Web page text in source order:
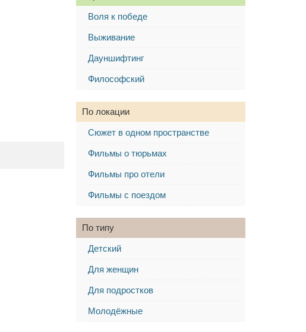
Воля к победе
Выживание
Дауншифтинг
Философский
По локации
Сюжет в одном пространстве
Фильмы о тюрьмах
Фильмы про отели
Фильмы с поездом
По типу
Детский
Для женщин
Для подростков
Молодёжные